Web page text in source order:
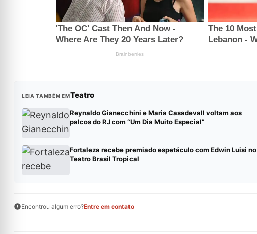
LEIA TAMBÉM EMTeatro
Reynaldo Gianecchini e Maria Casadevall voltam aos
palcos do RJ com “Um Dia Muito Especial”
Fortaleza recebe premiado espetáculo com Edwin Luisi no
Teatro Brasil Tropical
Encontrou algum erro?Entre em contato